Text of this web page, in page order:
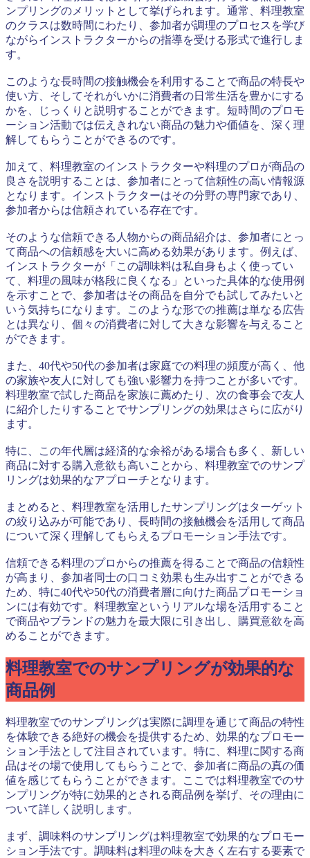
ンプリングのメリットとして挙げられます。通常、料理教室
のクラスは数時間にわたり、参加者が調理のプロセスを学び
ながらインストラクターからの指導を受ける形式で進行しま
す。
このような長時間の接触機会を利用することで商品の特長や
使い方、そしてそれがいかに消費者の日常生活を豊かにする
かを、じっくりと説明することができます。短時間のプロモ
ーション活動では伝えきれない商品の魅力や価値を、深く理
解してもらうことができるのです。
加えて、料理教室のインストラクターや料理のプロが商品の
良さを説明することは、参加者にとって信頼性の高い情報源
となります。インストラクターはその分野の専門家であり、
参加者からは信頼されている存在です。
そのような信頼できる人物からの商品紹介は、参加者にとっ
て商品への信頼感を大いに高める効果があります。例えば、
インストラクターが「この調味料は私自身もよく使ってい
て、料理の風味が格段に良くなる」といった具体的な使用例
を示すことで、参加者はその商品を自分でも試してみたいと
いう気持ちになります。このような形での推薦は単なる広告
とは異なり、個々の消費者に対して大きな影響を与えること
ができます。
また、40代や50代の参加者は家庭での料理の頻度が高く、他
の家族や友人に対しても強い影響力を持つことが多いです。
料理教室で試した商品を家族に薦めたり、次の食事会で友人
に紹介したりすることでサンプリングの効果はさらに広がり
ます。
特に、この年代層は経済的な余裕がある場合も多く、新しい
商品に対する購入意欲も高いことから、料理教室でのサンプ
リングは効果的なアプローチとなります。
まとめると、料理教室を活用したサンプリングはターゲット
の絞り込みが可能であり、長時間の接触機会を活用して商品
について深く理解してもらえるプロモーション手法です。
信頼できる料理のプロからの推薦を得ることで商品の信頼性
が高まり、参加者同士の口コミ効果も生み出すことができる
ため、特に40代や50代の消費者層に向けた商品プロモーショ
ンには有効です。料理教室というリアルな場を活用すること
で商品やブランドの魅力を最大限に引き出し、購買意欲を高
めることができます。
料理教室でのサンプリングが効果的な
商品例
料理教室でのサンプリングは実際に調理を通じて商品の特性
を体験できる絶好の機会を提供するため、効果的なプロモー
ション手法として注目されています。特に、料理に関する商
品はその場で使用してもらうことで、参加者に商品の真の価
値を感じてもらうことができます。ここでは料理教室でのサ
ンプリングが特に効果的とされる商品例を挙げ、その理由に
ついて詳しく説明します。
まず、調味料のサンプリングは料理教室で効果的なプロモー
ション手法です。調味料は料理の味を大きく左右する要素で